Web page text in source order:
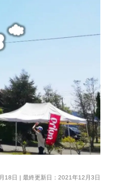
18日 | 最終更新日：2021年12月3日